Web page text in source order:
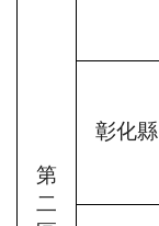
第
二
彰化縣